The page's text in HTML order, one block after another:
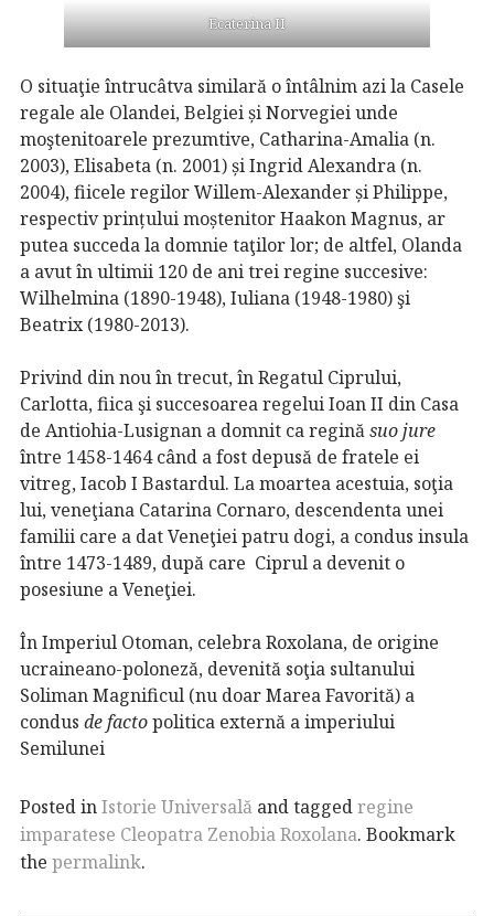
Ecaterina II
O situaţie întrucâtva similară o întâlnim azi la Casele
regale ale Olandei, Belgiei și Norvegiei unde
moştenitoarele prezumtive, Catharina-Amalia (n.
2003), Elisabeta (n. 2001) și Ingrid Alexandra (n.
2004), fiicele regilor Willem-Alexander și Philippe,
respectiv prințului moștenitor Haakon Magnus, ar
putea succeda la domnie taţilor lor; de altfel, Olanda
a avut în ultimii 120 de ani trei regine succesive:
Wilhelmina (1890-1948), Iuliana (1948-1980) şi
Beatrix (1980-2013).
Privind din nou în trecut, în Regatul Ciprului,
Carlotta, fiica şi succesoarea regelui Ioan II din Casa
de Antiohia-Lusignan a domnit ca reginăsuo jure
între 1458-1464 când a fost depusă de fratele ei
vitreg, Iacob I Bastardul. La moartea acestuia, soţia
lui, veneţiana Catarina Cornaro, descendenta unei
familii care a dat Veneţiei patru dogi, a condus insula
între 1473-1489, după care Ciprul a devenit o
posesiune a Veneţiei.
În Imperiul Otoman, celebra Roxolana, de origine
ucraineano-poloneză, devenită soţia sultanului
Soliman Magnificul (nu doar Marea Favorită) a
condus de factopolitica externă a imperiului
Semilunei
Posted inIstorie Universală and taggedregine
imparatese Cleopatra Zenobia Roxolana. Bookmark
the permalink.